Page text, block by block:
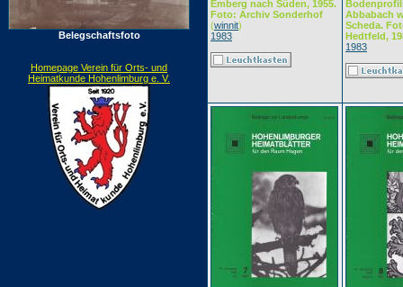
Belegschaftsfoto
Homepage Verein für Orts- und
Heimatkunde Hohenlimburg e. V.
Emberg nach Süden, 1955.
Foto: Archiv Sonderhof
(winnit)
1983
Abbabach
Scheda.
Hedtfeld,
1983